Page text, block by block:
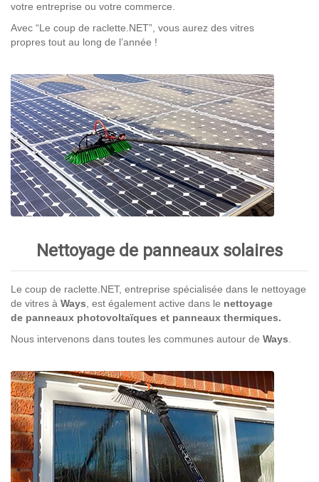
votre entreprise ou votre commerce.
Avec “Le coup de raclette.NET”, vous aurez des vitres
propres tout au long de l’année !
Nettoyage de panneaux solaires
Le coup de raclette.NET, entreprise spécialisée dans le nettoyage
de vitres à Ways, est également active dans le nettoyage
de panneaux photovoltaïques et panneaux thermiques.
Nous intervenons dans toutes les communes autour de Ways.